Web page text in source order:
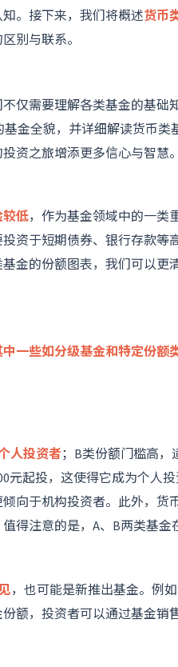
。接下来，我们将概述货币
别与联系。
仅需要理解各类基金的基
金全貌，并详细解读货币
资之旅增添更多信心与智慧。
低，作为基金领域中的一类
资于短期债券、银行存款
金的份额图表，我们可以
中一些如分级基金和特定份额
人投资者；B类份额门槛高
元起投，这使得它成为个人
向于机构投资者。此外，
得注意的是，A、B两类基金
，也可能是新推出基金。例
额，投资者可以通过基金销